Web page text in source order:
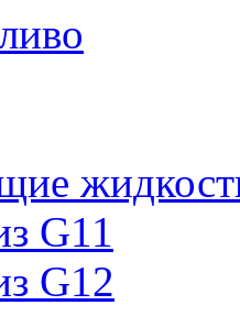
G11
G12